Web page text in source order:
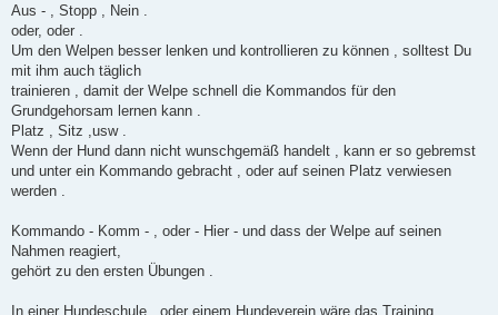
Aus - , Stopp , Nein .
oder, oder .
Um den Welpen besser lenken und kontrollieren zu können , solltest Du
mit ihm auch täglich
trainieren , damit der Welpe schnell die Kommandos für den
Grundgehorsam lernen kann .
Platz , Sitz ,usw .
Wenn der Hund dann nicht wunschgemäß handelt , kann er so gebremst
und unter ein Kommando gebracht , oder auf seinen Platz verwiesen
werden .
Kommando - Komm - , oder - Hier - und dass der Welpe auf seinen
Nahmen reagiert,
gehört zu den ersten Übungen .
In einer Hundeschule , oder einem Hundeverein wäre das Training